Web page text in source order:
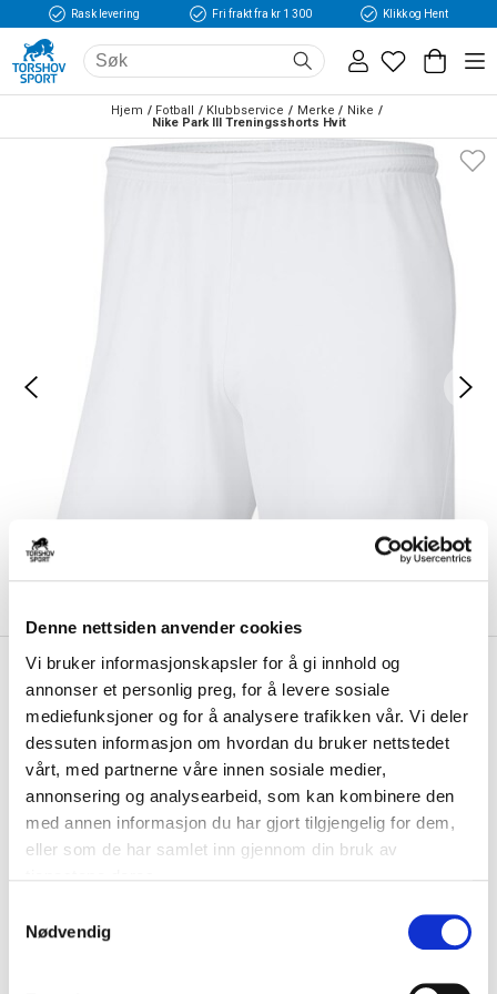
Denne nettsiden anvender cookies
Vi bruker informasjonskapsler for å gi innhold og
annonser et personlig preg, for å levere sosiale
mediefunksjoner og for å analysere trafikken vår. Vi deler
dessuten informasjon om hvordan du bruker nettstedet
vårt, med partnerne våre innen sosiale medier,
annonsering og analysearbeid, som kan kombinere den
med annen informasjon du har gjort tilgjengelig for dem,
eller som de har samlet inn gjennom din bruk av
Nødvendig
Rask levering Fri frakt fra kr 1 300 Klikk og Hent
Hjem Fotball Klubbservice Merke
Nike
Nike Park III Treningsshorts Hvit
Nike Park III Treningsshorts
Hvit
Nike Park III treningsshorts er laget av polyester med Dri-FIT-teknologi,
som holder deg tørr og kom...Les mer.
FARGE